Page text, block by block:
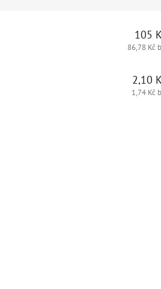
105
86,78 Kč
2,10
1,74 Kč